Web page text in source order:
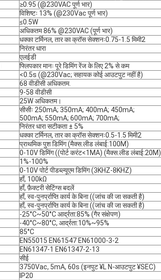
≥0.95 (@230VAC पूर्ण भार)
विशिष्टः 13% (@230Vac पूर्ण भार)
≤0.5W
अधिकतम 86% @230VAC (पूर्ण भार)
धक्का टर्मिनल, तार का क्रॉस सेक्शनः0.75-1.5 मिमी2
निरंतर धारा
एलईडी
फ्लिपकार मानः पूरे डिमिंग रेंज के लिए 2% से कम
<0.5s (@230Vac; सहायक कोई आउटपुट नहीं है)
68 वीडीसी अधिकतम.
9-58 वीडीसी
25W अधिकतम।
सीसीः 250mA; 350mA; 400mA; 450mA;
500mA; 550mA; 600mA; 700mA;
निरंतर धारा सटीकता ± 5%
धक्का टर्मिनल, तार का क्रॉस सेक्शनः0.5-1.5 मिमी2
प्राथमिक पुश डिमिंग (मैक्स.लीड लंबाई:100M)
0-10V डिमिंग ((पोर्ट करंट<1MA) (मैक्स.लीड लंबाई:20M)
1%-100%
0-10V पोर्ट पीडब्ल्यूएम डिमिंग (3KHZ-8KHZ)
हाँ, 100kΩ
हाँ, फ़ैक्टरी सेटिंग्स बदलें
हाँ, स्व-पुनर्प्राप्ति कार्य के बिना ((जांच की जा सकती है)
हाँ, स्व-पुनर्प्राप्ति कार्य के बिना ((जांच की जा सकती है)
-25°C~50°C आर्द्रता:85% (गैर संक्षेपण)
-40°C~80°C, आर्द्रता:10%~95%
85°C
EN55015 EN61547 EN61000-3-2
EN61347-1 EN61347-2-13
सीई
3750Vac, 5mA, 60s (इनपुट ¥L N-आउटपुट ¥SEC)
IP20